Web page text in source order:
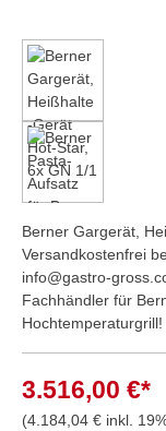
Berner Gargerät,
Versandkostenfrei
info@gastro-
Fachhändler für
Hochtemperaturgrill!
3.516,00 €*
(4.184,04 € inkl.